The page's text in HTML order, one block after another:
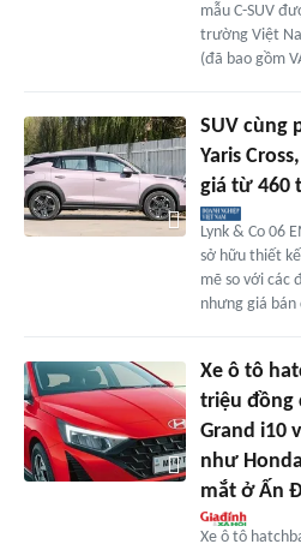
mẫu C-SUV
trường Việt
(đã bao gồm
SUV cùng
Yaris
giá từ 460
Lynk & Co 06
sở hữu thiết
mẽ so với các
nhưng giá bán
Xe ô tô
triệu đồng
Grand i10
như
mắt ở Ấn
Xe ô tô